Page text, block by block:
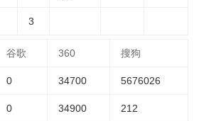
3
谷歌 360 搜狗
0 34700 5676026
0 34900 212